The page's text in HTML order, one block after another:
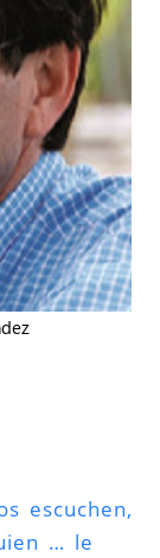
escuchen,
… le